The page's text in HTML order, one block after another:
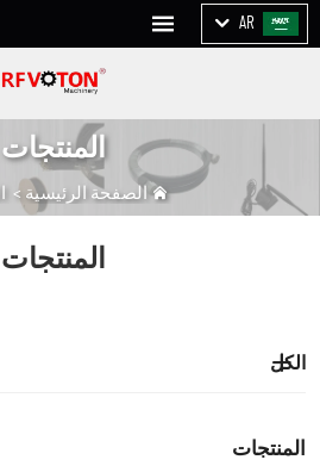
AR
المنتجات
الصفحة الرئيسية >
المنتجات
الكل
المنتجات